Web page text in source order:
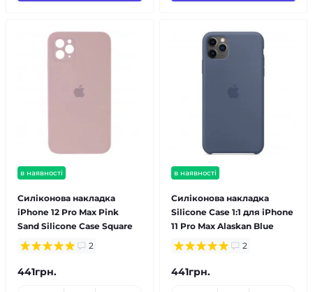
в наявності
Силіконова накладка
iPhone 12 Pro Max Pink
Sand Silicone Case Square
2
441грн.
в наявності
Силіконова накладка
Silicone Case 1:1 для iPhone
11 Pro Max Alaskan Blue
2
441грн.